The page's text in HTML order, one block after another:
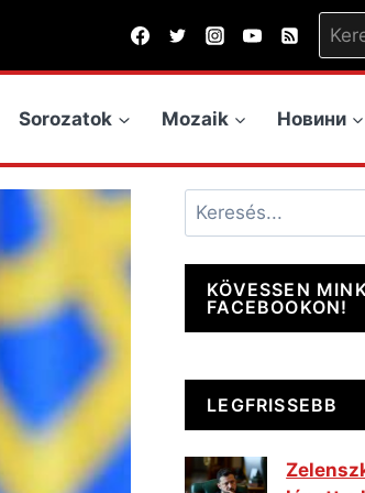
Sorozatok Mozaik Новини
Keresés
KÖVESSEN
FACEBOOKON!
LEGFRISSEBB